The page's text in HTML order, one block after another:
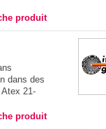
produit
dans des
21-
produit